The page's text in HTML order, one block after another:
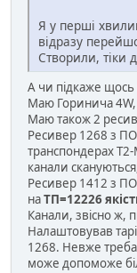
Я у перші
відразу
Створили, тіки
А чи підкаже щось
Маю Горинича 4W,
Маю також 2
Ресивер 1268 з ПО
транспондерах Т2-
канали
Ресивер 1412 з ПО
наТП=12226
Канали, звісно ж,
Налаштовував
1268. Невже
може допоможе